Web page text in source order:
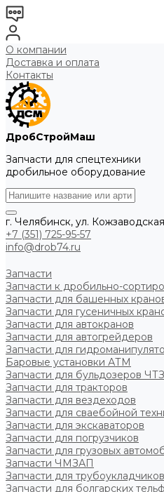
О компании
Доставка и оплата
Контакты
ДробСтройМаш
Запчасти для спецтехники
дробильное оборудование
г. Челябинск, ул.
+7 (351) 725-95-57
info@drob74.ru
Запчасти
Запчасти к дробильно-
Запчасти для башенных
Запчасти для гусеничных
Запчасти для автокранов
Запчасти для автогрейдеров
Запчасти для
Баровые установки АТМ
Запчасти для бульдозеров ЧТЗ
Запчасти для тракторов
Запчасти для вездеходов
Запчасти для сваебойной
Запчасти для экскаваторов
Запчасти для погрузчиков
Запчасти для грузовых
Запчасти ЧМЗАП
Запчасти для
Запчасти для болгарских